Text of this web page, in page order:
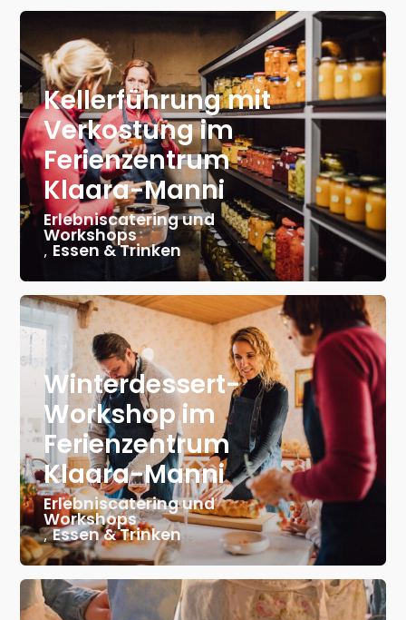
Kellerführung mit
Verkostung im
Ferienzentrum
Klaara-Manni
Erlebniscatering und
Workshops
, Essen & Trinken
Winterdessert-
Workshop im
Ferienzentrum
Klaara-Manni
Erlebniscatering und
Workshops
,Essen & Trinken